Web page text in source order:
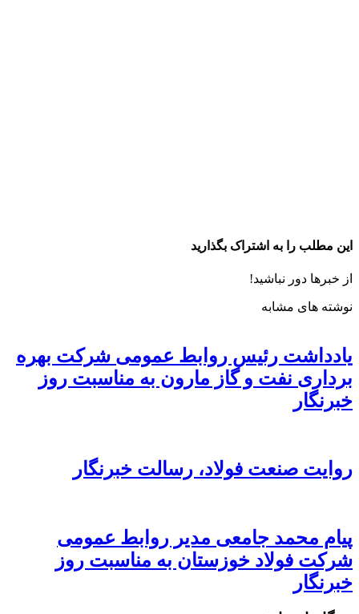
این مطلب را به اشتراک بگذارید
از خبرها دور نباشید!
نوشته های مشابه
یادداشت رئیس روابط عمومی شرکت بهره
برداری نفت و گاز مارون به مناسبت روز
خبرنگار
روایت صنعت فولاد،‌ رسالت خبرنگار
پیام محمد جامعی مدیر روابط عمومی
شرکت فولاد خوزستان به مناسبت روز
خبرنگار